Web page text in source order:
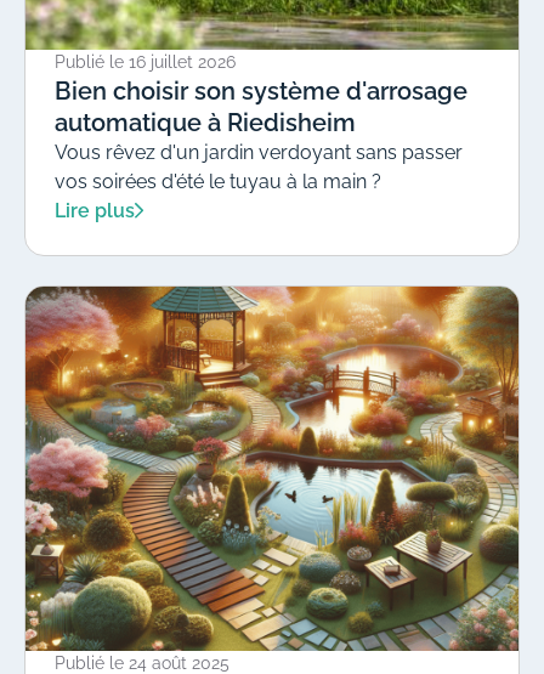
Publié le 16 juillet 2026
Bien choisir son système d'arrosage
automatique à Riedisheim
Vous rêvez d'un jardin verdoyant sans passer
vos soirées d'été le tuyau à la main ?
Lire plus
Publié le 24 août 2025